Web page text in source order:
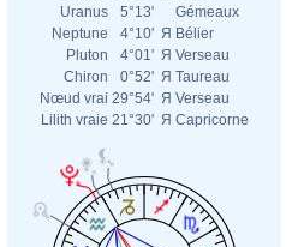
Uranus
5°13'
Gémeaux
Neptune
4°10' Я Bélier
Pluton
4°01' Я Verseau
Chiron
0°52' Я Taureau
Nœud vrai 29°54' Я Verseau
Lilith vraie 21°30' Я Capricorne